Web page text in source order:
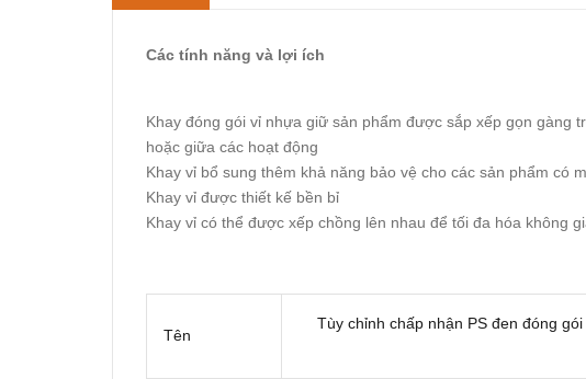
Các tính năng và lợi ích
Khay đóng gói vỉ nhựa giữ sản phẩm được sắp xếp gọn gàng
hoặc giữa các hoạt động
Khay vỉ bổ sung thêm khả năng bảo vệ cho các sản phẩm có
Khay vỉ được thiết kế bền bỉ
Khay vỉ có thể được xếp chồng lên nhau để tối đa hóa không
Tên
Tùy chỉnh chấp nhận PS đen đóng